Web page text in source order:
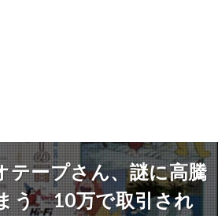
テープさん、謎に高騰
う 10万で取引され